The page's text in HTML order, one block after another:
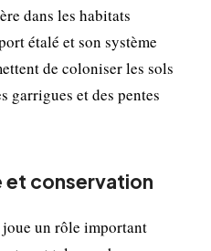
dans les habitats
étalé et son système
de coloniser les sols
garrigues et des pentes
et conservation
un rôle important